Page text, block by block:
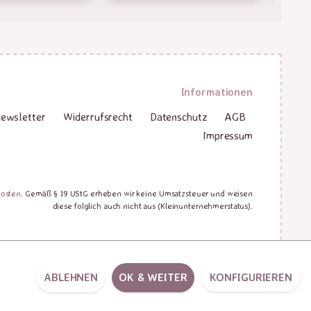
Informationen
Widerrufsrecht Datenschutz
AGB
Impressum
. Gemäß § 19 UStG erheben wir keine Umsatzsteuer und weisen
diese folglich auch nicht aus (Kleinunternehmerstatus).
ABLEHNEN OK & WEITER KONFIGURIEREN